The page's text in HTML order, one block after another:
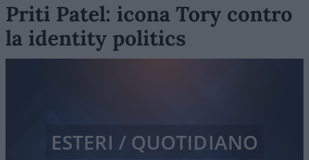
Priti Patel: icona Tory contro
la identity politics
ESTERI / QUOTIDIANO